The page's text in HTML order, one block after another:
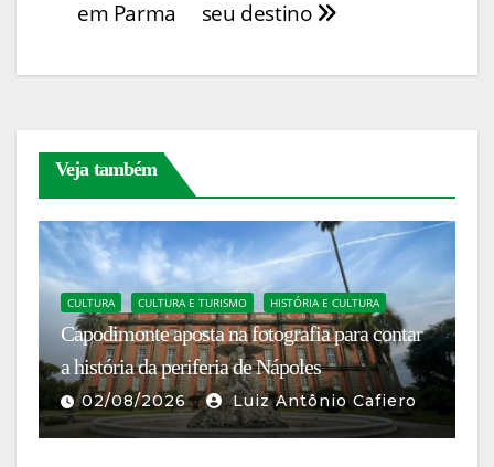
n
k
o
o p
n
g
seu destino
em Parma
Veja também
CULTURA CULTURA E TURISMO HISTÓRIA E CULTURA
Capodimonte aposta na fotografia para contar
a história da periferia de Nápoles
02/08/2026 Luiz Antônio Cafiero